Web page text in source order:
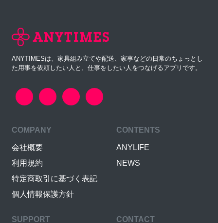
ANYTIMESは、家具組み立てや配送、家事などの日常のちょっとし
た用事を依頼したい人と、仕事をしたい人をつなげるアプリです。
COMPANY
会社概要
利用規約
特定商取引に基づく表記
個人情報保護方針
CONTENTS
ANYLIFE
NEWS
SUPPORT CONTACT